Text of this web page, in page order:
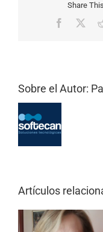
Share
Facebook
Sobre el Autor:
Artículos